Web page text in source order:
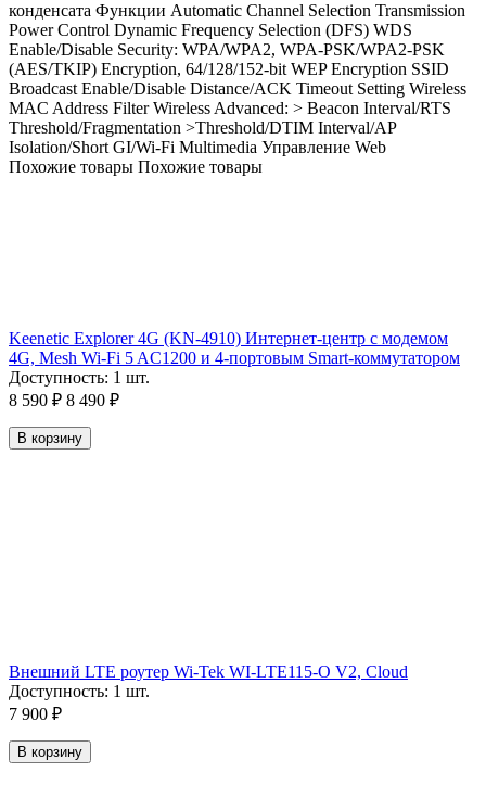
конденсата Функции Automatic Channel Selection Transmission
Power Control Dynamic Frequency Selection (DFS) WDS
Enable/Disable Security: WPA/WPA2, WPA-PSK/WPA2-PSK
(AES/TKIP) Encryption, 64/128/152-bit WEP Encryption SSID
Broadcast Enable/Disable Distance/ACK Timeout Setting Wireless
MAC Address Filter Wireless Advanced: > Beacon Interval/RTS
Threshold/Fragmentation >Threshold/DTIM Interval/AP
Isolation/Short GI/Wi-Fi Multimedia Управление Web
Похожие товары Похожие товары
Keenetic Explorer 4G (KN-4910) Интернет-центр с модемом
4G, Mesh Wi-Fi 5 AC1200 и 4-портовым Smart-коммутатором
Доступность: 1 шт.
8 590 ₽ 8 490 ₽
В корзину
Внешний LTE роутер Wi-Tek WI-LTE115-O V2, Cloud
Доступность: 1 шт.
7 900 ₽
В корзину